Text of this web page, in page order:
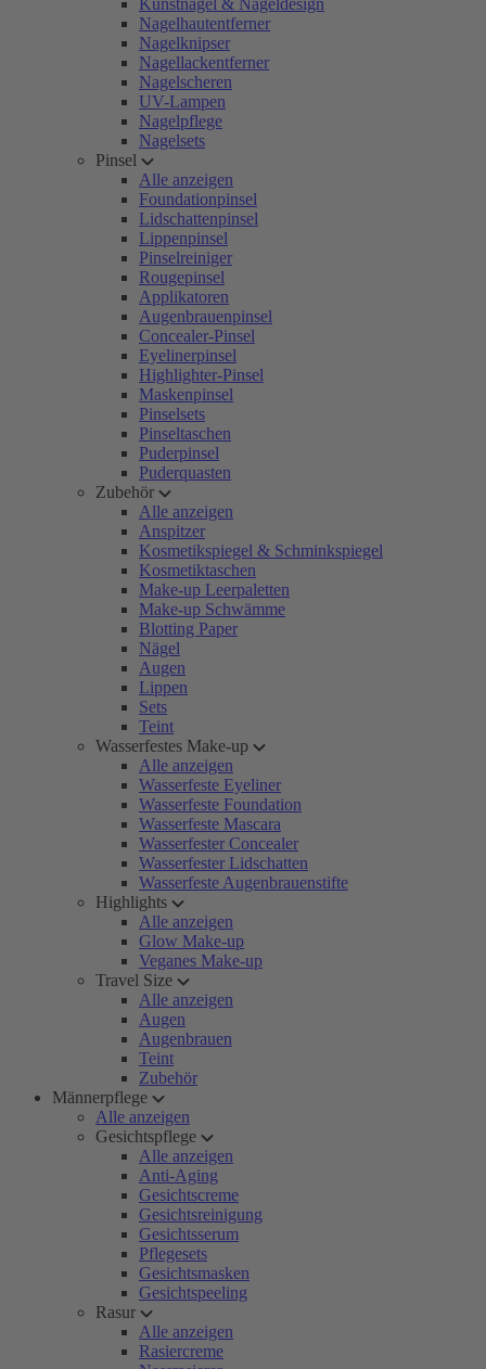
Kunstnägel & Nageldesign
Nagelhautentferner
Nagelknipser
Nagellackentferner
Nagelscheren
UV-Lampen
Nagelpflege
Nagelsets
Pinsel
Alle anzeigen
Foundationpinsel
Lidschattenpinsel
Lippenpinsel
Pinselreiniger
Rougepinsel
Applikatoren
Augenbrauenpinsel
Concealer-Pinsel
Eyelinerpinsel
Highlighter-Pinsel
Maskenpinsel
Pinselsets
Pinseltaschen
Puderpinsel
Puderquasten
Zubehör
Alle anzeigen
Anspitzer
Kosmetikspiegel & Schminkspiegel
Kosmetiktaschen
Make-up Leerpaletten
Make-up Schwämme
Blotting Paper
Nägel
Augen
Lippen
Sets
Teint
Wasserfestes Make-up
Alle anzeigen
Wasserfeste Eyeliner
Wasserfeste Foundation
Wasserfeste Mascara
Wasserfester Concealer
Wasserfester Lidschatten
Wasserfeste Augenbrauenstifte
Highlights
Alle anzeigen
Glow Make-up
Veganes Make-up
Travel Size
Alle anzeigen
Augen
Augenbrauen
Teint
Zubehör
Männerpflege
Alle anzeigen
Gesichtspflege
Alle anzeigen
Anti-Aging
Gesichtscreme
Gesichtsreinigung
Gesichtsserum
Pflegesets
Gesichtsmasken
Gesichtspeeling
Rasur
Alle anzeigen
Rasiercreme